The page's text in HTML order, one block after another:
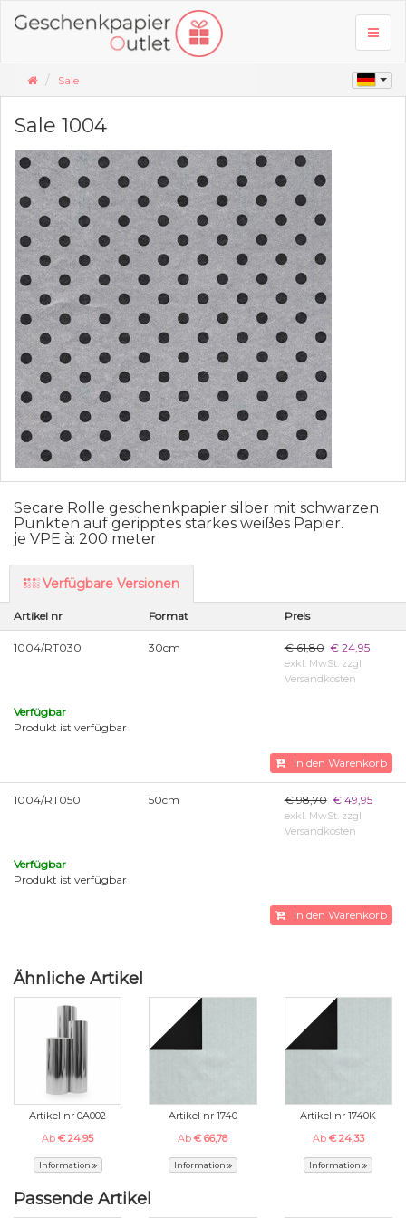
Sale
Sale 1004
Secare Rolle geschenkpapier silber mit schwarzen
Punkten auf geripptes starkes weißes Papier.
je VPE à: 200 meter
Verfügbare Versionen
Artikel nr Format Preis
1004/RT030 30cm € 61,80 € 24,95
exkl. MwSt. zzgl
Versandkosten
Verfügbar
Produkt ist verfügbar
In den Warenkorb
1004/RT050 50cm € 98,70 € 49,95
exkl. MwSt. zzgl
Versandkosten
Verfügbar
Produkt ist verfügbar
In den Warenkorb
Ähnliche Artikel
Artikel nr 0A002
Ab€ 24,95
Information
Artikel nr 1740
Ab€ 66,78
Information
Artikel nr 1740K
Ab € 24,33
Information
Passende Artikel